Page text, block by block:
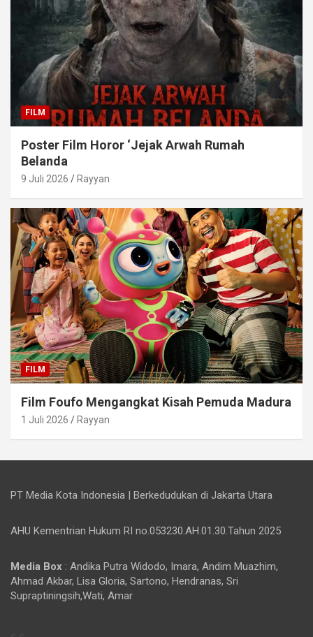
FILM
Poster Film Horor ‘Jejak Arwah Rumah
Belanda
9 Juli 2026 Rayyan
FILM
Film Foufo Mengangkat Kisah Pemuda Madura
1 Juli 2026 Rayyan
PT Media Kota Indonesia | Berkedudukan di Jakarta Utara
AHU Kementrian Hukum RI no.053230.AH.01.30.Tahun 2025
Media Box : Andika Putra Widodo, Imara, Andim Muazhim,
Ahmad Akbar, Lisa Gloria, Sartono, Hendranas, Sri
Supraptiningsih,Wati, Amar